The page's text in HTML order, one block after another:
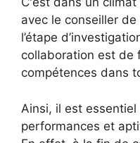
avec le conseiller
l’étape
collaboration est de
compétences dans
Ainsi, il est essentiel
performances et